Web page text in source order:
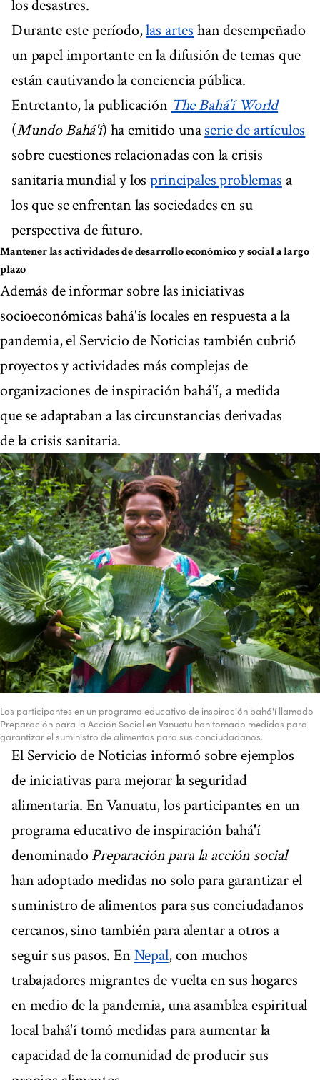
los desastres.
Durante este período,las artes han desempeñado
un papel importante en la difusión de temas que
están cautivando la conciencia pública.
Entretanto, la publicación The Bahá'í World
(Mundo Bahá'í) ha emitido unaserie de artículos
sobre cuestiones relacionadas con la crisis
sanitaria mundial y losprincipales problemas a
los que se enfrentan las sociedades en su
perspectiva de futuro.
Mantener las actividades de desarrollo económico y social a largo
plazo
Además de informar sobre las iniciativas
socioeconómicas bahá'ís locales en respuesta a la
pandemia, el Servicio de Noticias también cubrió
proyectos y actividades más complejas de
organizaciones de inspiración bahá'í, a medida
que se adaptaban a las circunstancias derivadas
de la crisis sanitaria.
Los participantes en un programa educativo de inspiración bahá'í llamado
Preparación para la Acción Social en Vanuatu han tomado medidas para
garantizar el suministro de alimentos para sus conciudadanos.
El Servicio de Noticias informó sobre ejemplos
de iniciativas para mejorar la seguridad
alimentaria. En Vanuatu, los participantes en un
programa educativo de inspiración bahá'í
denominadoPreparación para la acción social
han adoptado medidas no solo para garantizar el
suministro de alimentos para sus conciudadanos
cercanos, sino también para alentar a otros a
seguir sus pasos. En Nepal, con muchos
trabajadores migrantes de vuelta en sus hogares
en medio de la pandemia, una asamblea espiritual
local bahá'í tomó medidas para aumentar la
capacidad de la comunidad de producir sus